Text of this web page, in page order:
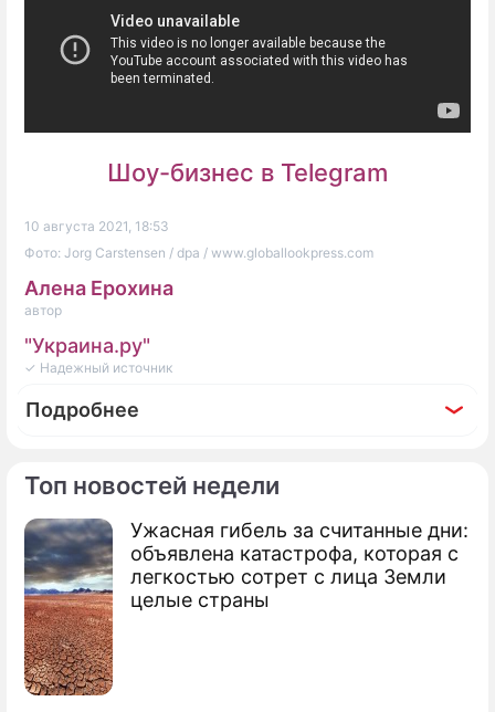
Топ новостей недели
Ужасная гибель за считанные дни:
объявлена катастрофа, которая с
легкостью сотрет с лица Земли
целые страны
Шоу-бизнес в Telegram
10 августа 2021, 18:53
Фото: Jorg Carstensen / dpa / www.globallookpress.com
Алена Ерохина
автор
"Украина.ру"
✓ Надежный источник
Подробнее
Фоторепортаж
Две недели после выборов в Белоруссии:
Лукашенко взял в руки оружие